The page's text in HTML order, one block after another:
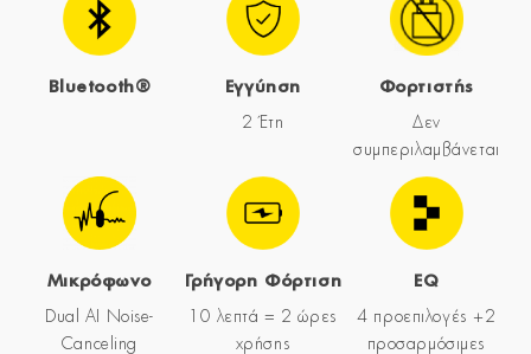
Bluetooth® Εγγύηση
2 Έτη
Φορτιστής
Δεν
συμπεριλαμβάνεται
Μικρόφωνο
Dual AI Noise-
Canceling
Γρήγορη Φόρτιση
10 λεπτά = 2 ώρες
χρήσης
EQ
4 προεπιλογές +2
προσαρμόσιμες